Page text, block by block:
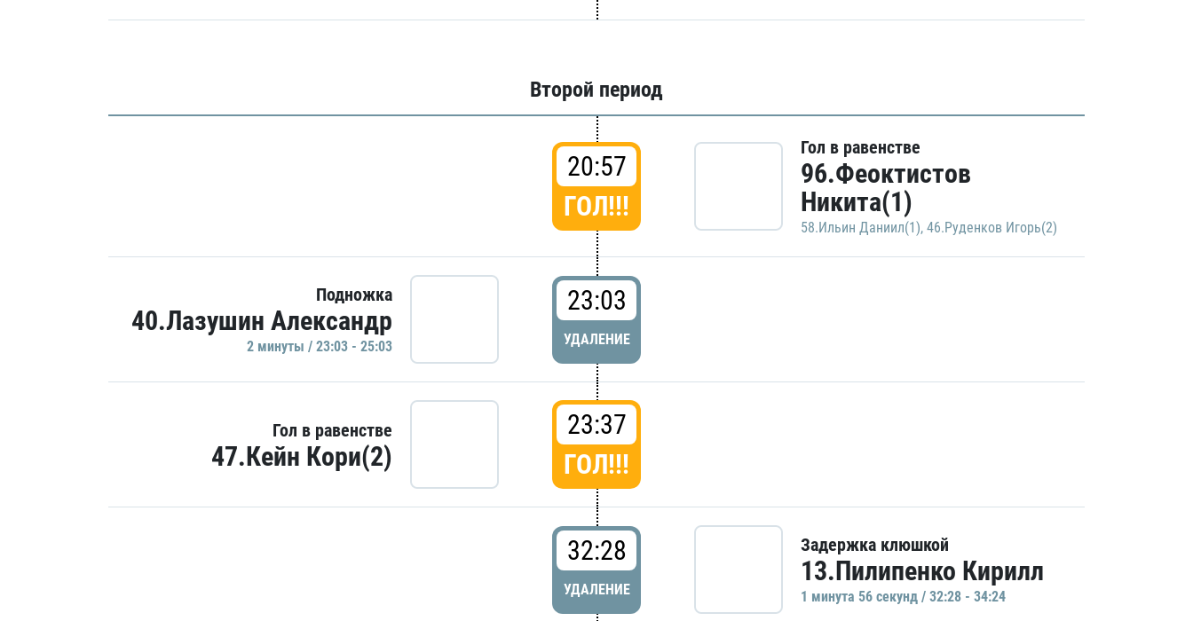
Второй период
20:57
ГОЛ!!!
Гол в равенстве
96.Феоктистов
Никита(1)
58.Ильин Даниил(1), 46.Руденков Игорь(2)
Подножка
40.Лазушин Александр
2 минуты / 23:03 - 25:03
23:03
УДАЛЕНИЕ
Гол в равенстве
47.Кейн Кори(2)
23:37
ГОЛ!!!
32:28
УДАЛЕНИЕ
Задержка клюшкой
13.Пилипенко Кирилл
1 минутa 56 секунд / 32:28 - 34:24